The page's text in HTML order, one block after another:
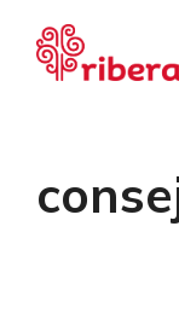
contenido